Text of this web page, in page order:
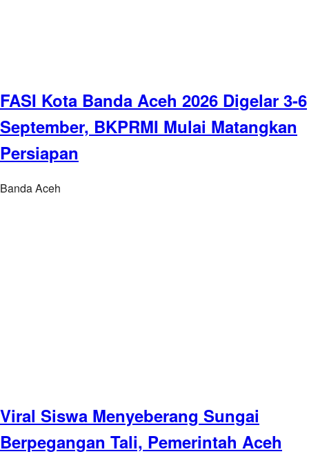
FASI Kota Banda Aceh 2026 Digelar 3-6
September, BKPRMI Mulai Matangkan
Persiapan
Banda Aceh
Viral Siswa Menyeberang Sungai
Berpegangan Tali, Pemerintah Aceh